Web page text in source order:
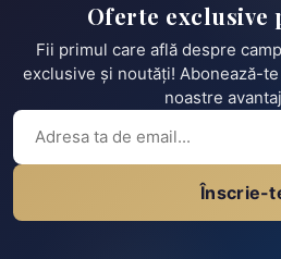
Oferte exclusive
Fii primul care află despre
exclusive și noutăți! Abonează-
noastre
Înscrie-